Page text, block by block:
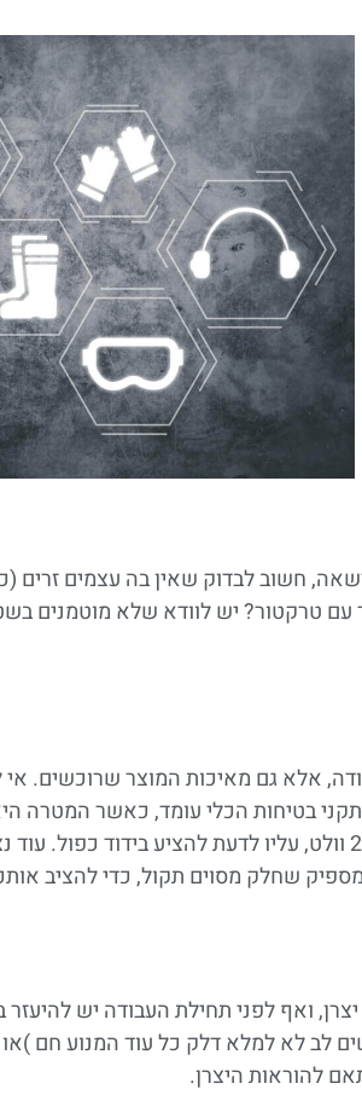
חשוב לבדוק שאין בה עצמים זרים
טרקטור? יש לוודא שלא מוטמנים
אלא גם מאיכות המוצר שרוכשים.
בטיחות הכלי עומד, כאשר המטרה
המחמירים ביותר. כך למשל נציין שאם בוחרים בכלי חשמלי שפועל במתח של 220
שחלק מסוים תקול, כדי להציב
ואף לפני תחילת העבודה יש
לב לא למלא דלק כל עוד המנוע חם
להוראות היצרן.